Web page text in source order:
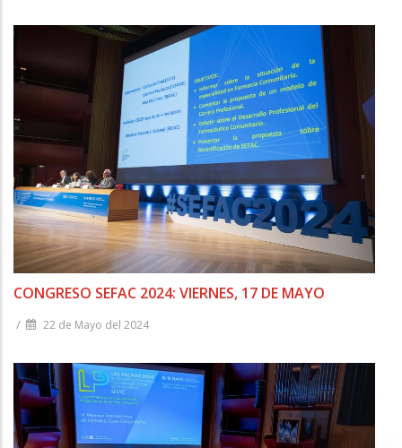
CONGRESO SEFAC 2024: VIERNES, 17 DE MAYO
/ 22 de Mayo del 2024